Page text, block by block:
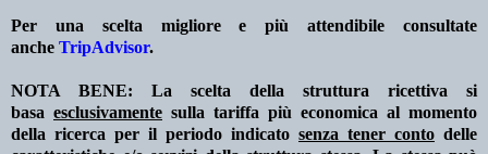
Per una scelta migliore e più attendibile consultate
anche TripAdvisor.
NOTA BENE: La scelta della struttura ricettiva si
basa esclusivamente sulla tariffa più economica al momento
della ricerca per il periodo indicato senza tener conto delle